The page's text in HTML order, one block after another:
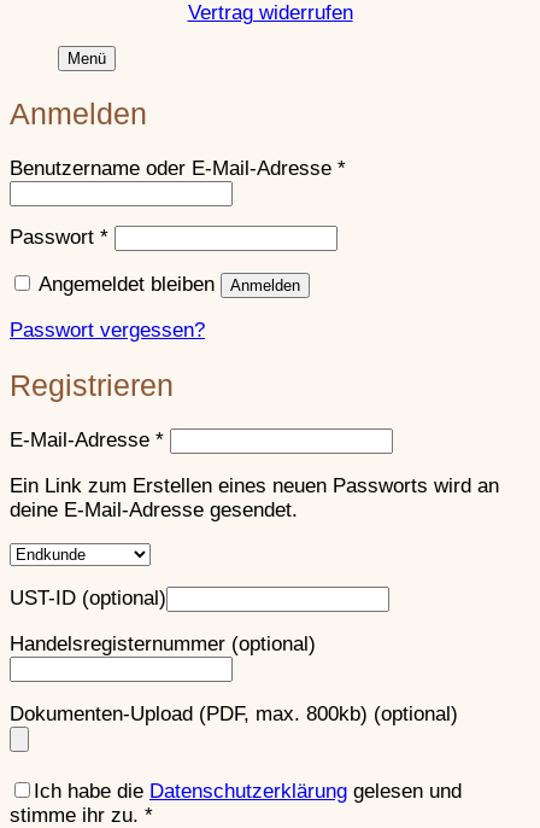
Vertrag widerrufen
Menü
Anmelden
Benutzername oder E-Mail-Adresse *Erforderlich
Passwort *Erforderlich
Angemeldet bleiben Anmelden
Passwort vergessen?
Registrieren
E-Mail-Adresse *Erforderlich
Ein Link zum Erstellen eines neuen Passworts wird an
deine E-Mail-Adresse gesendet.
UST-ID (optional)
Handelsregisternummer (optional)
Dokumenten-Upload (PDF, max. 800kb) (optional)
Ich habe die Datenschutzerklärung gelesen und
stimme ihr zu. *